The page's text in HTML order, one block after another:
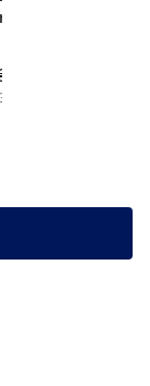
Silbern
Tagen vor